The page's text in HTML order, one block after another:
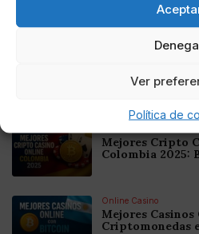
Ver
Política de
ICNC
Mejores Cripto
Colombia 2025:
Online Casino
Mejores
Criptomonedas